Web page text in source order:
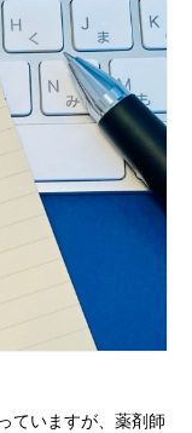
ていますが、薬剤師